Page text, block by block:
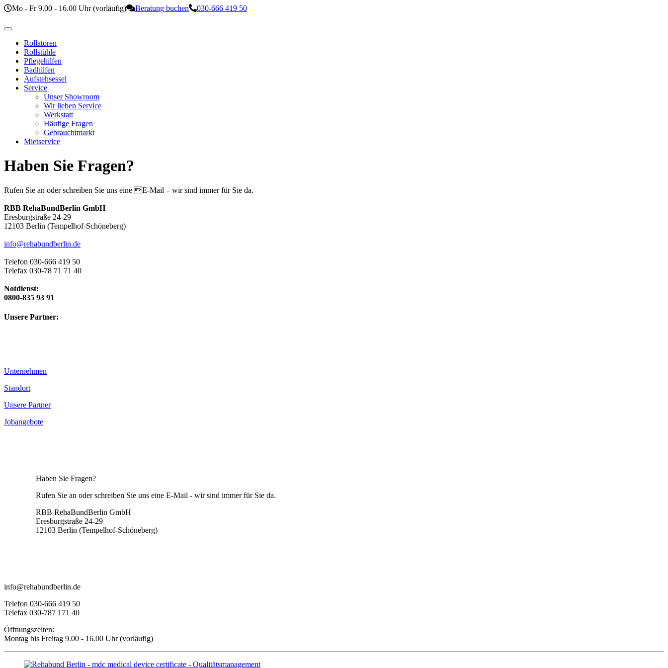
Mo - Fr 9.00 - 16.00 Uhr (vorläufig) Beratung buchen 030-666 419 50
Rollatoren
Rollstühle
Pflegehilfen
Badhilfen
Aufstehsessel
Service
Unser Showroom
Wir lieben Service
Werkstatt
Häufige Fragen
Gebrauchtmarkt
Mietservice
Haben Sie Fragen?
Rufen Sie an oder schreiben Sie uns eine E-Mail – wir sind immer für Sie da.
RBB RehaBundBerlin GmbH
Eresburgstraße 24-29
12103 Berlin (Tempelhof-Schöneberg)
info@rehabundberlin.de
Telefon 030-666 419 50
Telefax 030-78 71 71 40
Notdienst:
0800-835 93 91
Unsere Partner:
Unternehmen
Standort
Unsere Partner
Jobangebote
Haben Sie Fragen?
Rufen Sie an oder schreiben Sie uns eine E-Mail - wir sind immer für Sie da.
RBB RehaBundBerlin GmbH
Eresburgstraße 24-29
12103 Berlin (Tempelhof-Schöneberg)
info@rehabundberlin.de
Telefon 030-666 419 50
Telefax 030-787 171 40
Öffnungszeiten:
Montag bis Freitag 9.00 - 16.00 Uhr (vorläufig)